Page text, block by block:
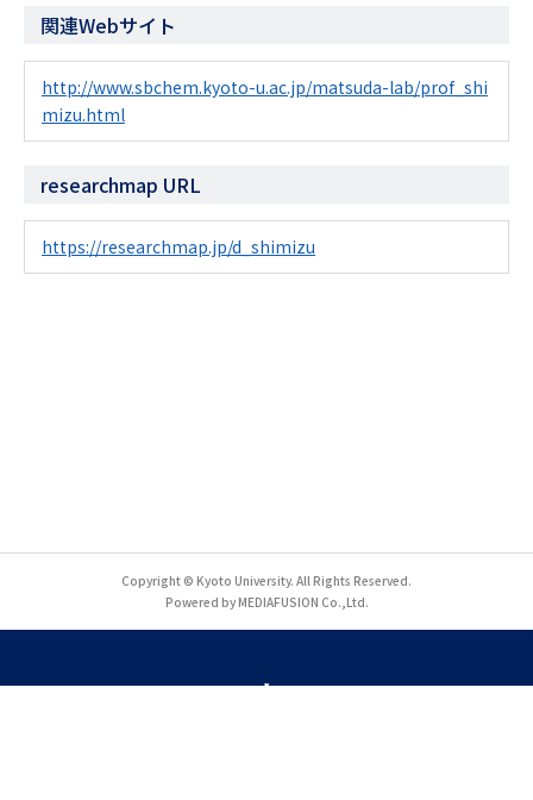
関連Webサイト
http://www.sbchem.kyoto-u.ac.jp/matsuda-lab/prof_shi
mizu.html
researchmap URL
https://researchmap.jp/d_shimizu
Copyright © Kyoto University. All Rights Reserved.
Powered by MEDIAFUSION Co.,Ltd.